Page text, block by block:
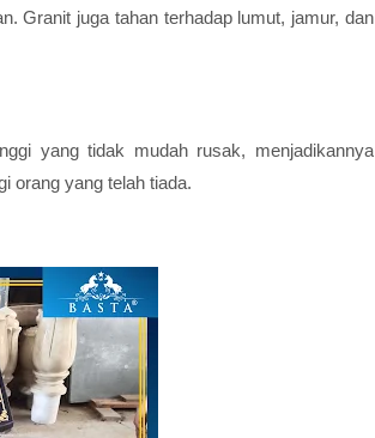
Granit juga tahan terhadap lumut, jamur, dan
yang tidak mudah rusak, menjadikannya
orang yang telah tiada.